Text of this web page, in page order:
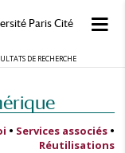
Paris Cité
DE RECHERCHE
• Services associés •
Réutilisations